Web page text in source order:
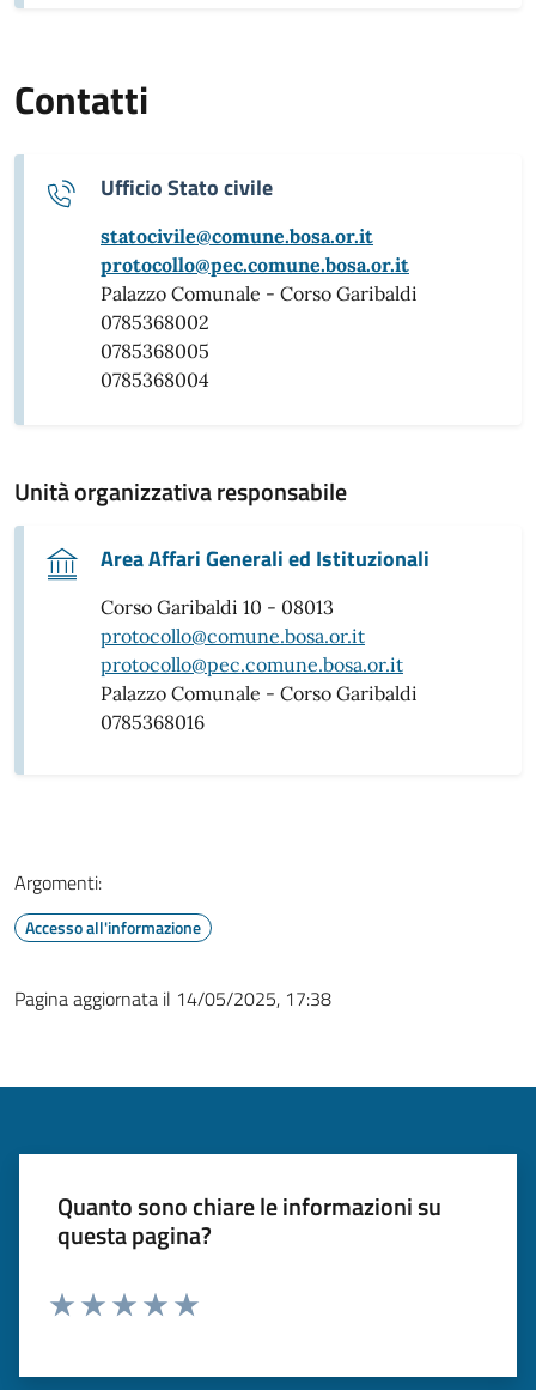
Contatti
Ufficio Stato civile
statocivile@comune.bosa.or.it
protocollo@pec.comune.bosa.or.it
Palazzo Comunale - Corso Garibaldi
0785368002
0785368005
0785368004
Unità organizzativa responsabile
Area Affari Generali ed Istituzionali
Corso Garibaldi 10 - 08013
protocollo@comune.bosa.or.it
protocollo@pec.comune.bosa.or.it
Palazzo Comunale - Corso Garibaldi
0785368016
Argomenti:
Accesso all'informazione
Pagina aggiornata il 14/05/2025, 17:38
Quanto sono chiare le informazioni su
questa pagina?